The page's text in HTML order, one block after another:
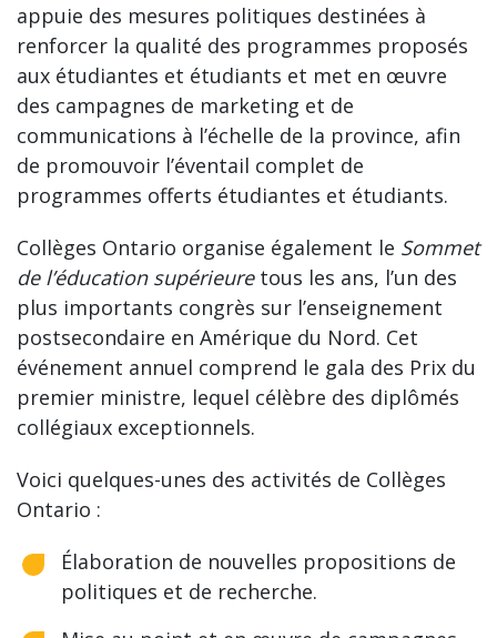
appuie des mesures politiques destinées à
renforcer la qualité des programmes proposés
aux étudiantes et étudiants et met en œuvre
des campagnes de marketing et de
communications à l’échelle de la province, afin
de promouvoir l’éventail complet de
programmes offerts étudiantes et étudiants.
Collèges Ontario organise également le Sommet
de l’éducation supérieuretous les ans, l’un des
plus importants congrès sur l’enseignement
postsecondaire en Amérique du Nord. Cet
événement annuel comprend le gala des Prix du
premier ministre, lequel célèbre des diplômés
collégiaux exceptionnels.
Voici quelques-unes des activités de Collèges
Ontario :
Élaboration de nouvelles propositions de
politiques et de recherche.